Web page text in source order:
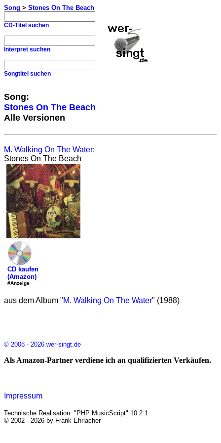
Song > Stones On The Beach
CD-Titel suchen
Interpret suchen
Songtitel suchen
Song:
Stones On The Beach
Alle Versionen
M. Walking On The Water:
Stones On The Beach
CD kaufen
(Amazon)
#Anzeige
aus dem Album "M. Walking On The Water" (1988)
© 2008 - 2026 wer-singt.de
Als Amazon-Partner verdiene ich an qualifizierten Verkäufen.
Impressum
Technische Realisation: "PHP MusicScript" 10.2.1
© 2002 - 2026 by Frank Ehrlacher